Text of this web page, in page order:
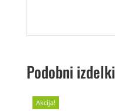
Podobni izdelki
Akcija!